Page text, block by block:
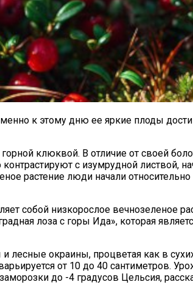
к этому дню ее яркие плоды
клюквой. В отличие от своей
с изумрудной листвой,
растение люди начали
собой низкорослое вечнозеленое
лоза с горы Ида», которая
лесные окраины, процветая как в
от 10 до 40 сантиметров.
до -4 градусов Цельсия,